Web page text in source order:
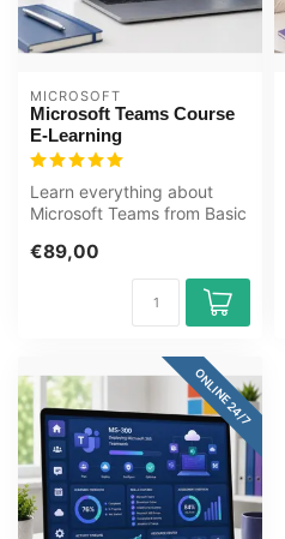
MICROSOFT
Microsoft Teams Course
E-Learning
Learn everything about
Microsoft Teams from Basic
online...
€89,00
ONLINE 24/7